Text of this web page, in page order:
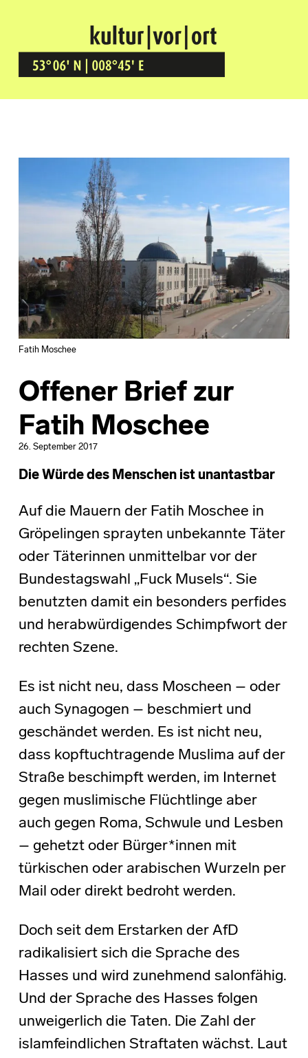
Kultur Vor Ort
BREMEN GRÖPELINGEN
Fatih Moschee
Offener Brief zur
Fatih Moschee
26. September 2017
Die Würde des Menschen ist unantastbar
Auf die Mauern der Fatih Moschee in
Gröpelingen sprayten unbekannte Täter
oder Täterinnen unmittelbar vor der
Bundestagswahl „Fuck Musels“. Sie
benutzten damit ein besonders perfides
und herabwürdigendes Schimpfwort der
rechten Szene.
Es ist nicht neu, dass Moscheen – oder
auch Synagogen – beschmiert und
geschändet werden. Es ist nicht neu,
dass kopftuchtragende Muslima auf der
Straße beschimpft werden, im Internet
gegen muslimische Flüchtlinge aber
auch gegen Roma, Schwule und Lesben
– gehetzt oder Bürger*innen mit
türkischen oder arabischen Wurzeln per
Mail oder direkt bedroht werden.
Doch seit dem Erstarken der AfD
radikalisiert sich die Sprache des
Hasses und wird zunehmend salonfähig.
Und der Sprache des Hasses folgen
unweigerlich die Taten. Die Zahl der
islamfeindlichen Straftaten wächst. Laut